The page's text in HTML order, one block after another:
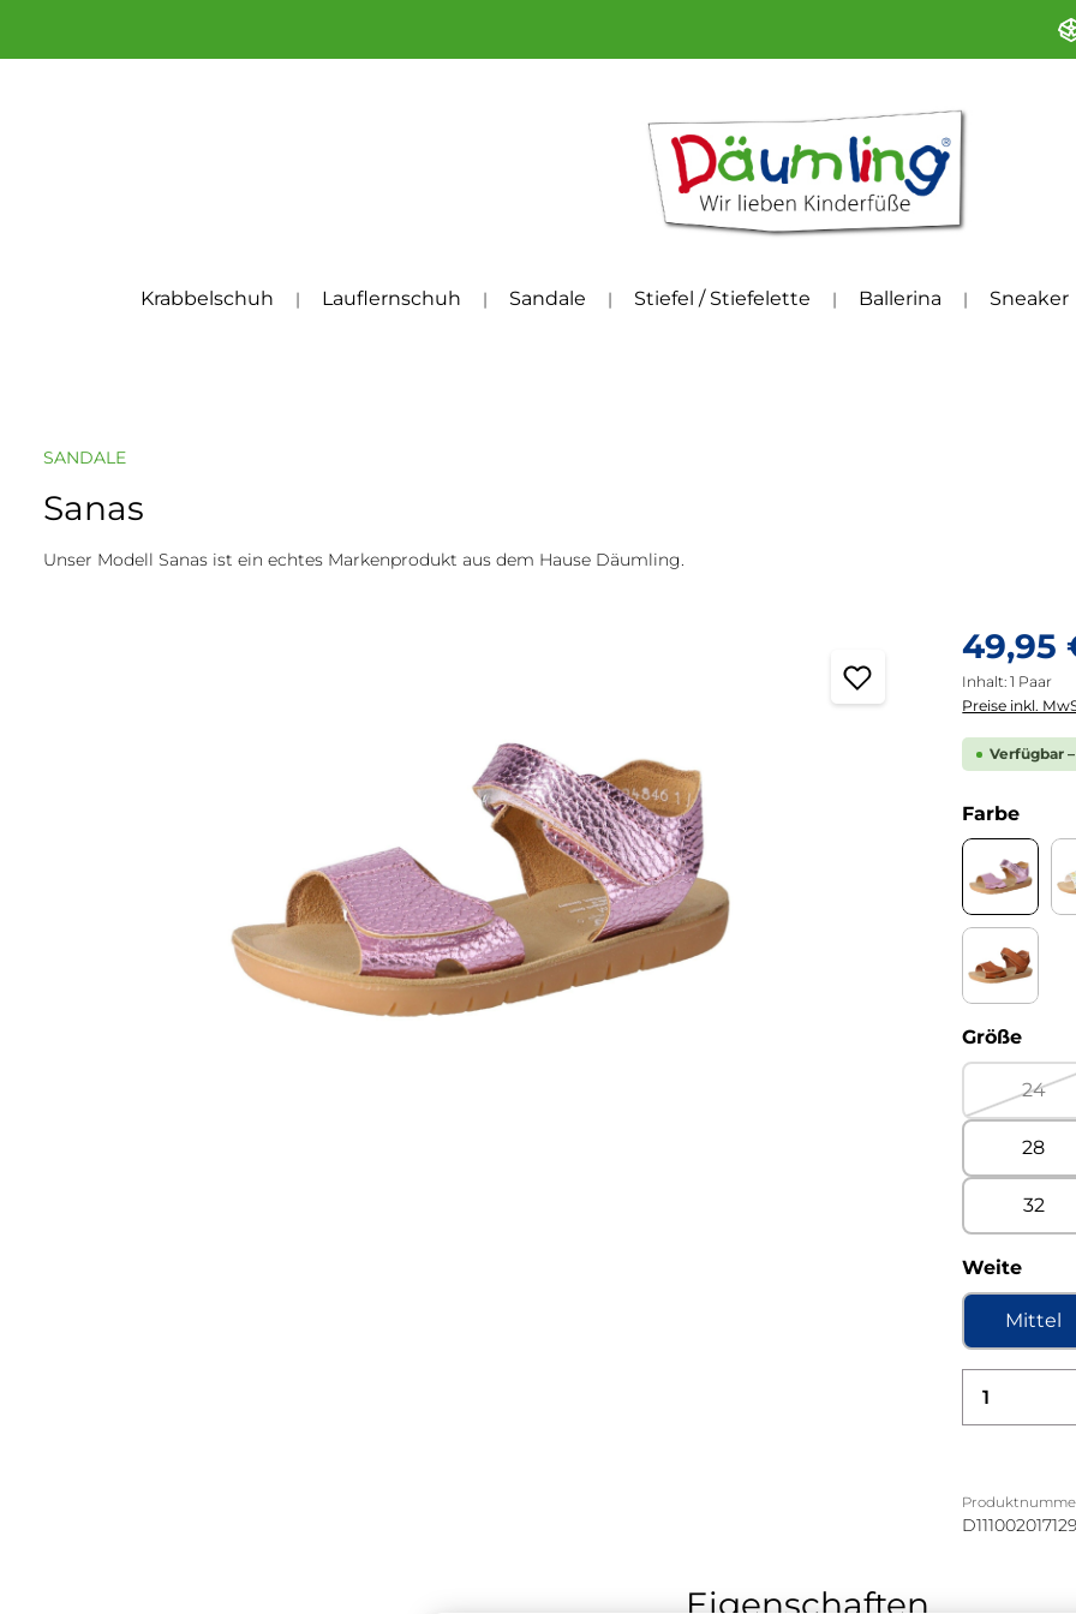
Krabbelschuh Lauflernschuh Sandale Stiefel / Stiefelette Ballerina Sneaker
SANDALE
Sanas
Unser Modell Sanas ist ein echtes Markenprodukt aus dem Hause Däumling.
Regulärer
49,95
Inhalt:1 Paar
Preise inkl.
Verfügbar
Farbe
Dollaro
Größe
24
28
32
Weite
Mittel
Eigenschaften